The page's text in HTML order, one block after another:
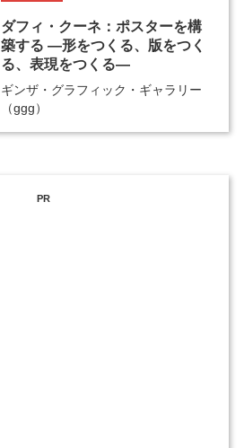
ダフィ・クーネ：ポスターを構
築する ―形をつくる、版をつく
る、表現をつくる―
ギンザ・グラフィック・ギャラリー
（ggg）
PR